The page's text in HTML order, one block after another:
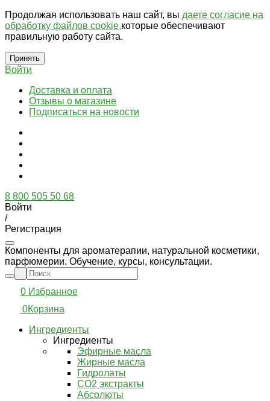
Продолжая использовать наш сайт, вы даете согласие на
обработку файлов cookie,которые обеспечивают
правильную работу сайта.
Принять
Войти
Доставка и оплата
Отзывы о магазине
Подписаться на новости
8 800 505 50 68
Войти
/
Регистрация
Компоненты для ароматерапии, натуральной косметики,
парфюмерии. Обучение, курсы, консультации.
0 Избранное
0Корзина
Ингредиенты
Ингредиенты
Эфирные масла
Жирные масла
Гидролаты
СО2 экстракты
Абсолюты